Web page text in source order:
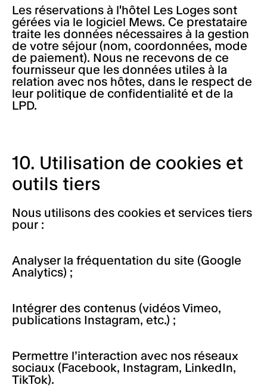
Les réservations à l'hôtel Les Loges sont
gérées via le logiciel Mews. Ce prestataire
traite les données nécessaires à la gestion
de votre séjour (nom, coordonnées, mode
de paiement). Nous ne recevons de ce
fournisseur que les données utiles à la
relation avec nos hôtes, dans le respect de
leur politique de confidentialité et de la
LPD.
10. Utilisation de cookies et
outils tiers
Nous utilisons des cookies et services tiers
pour :
Analyser la fréquentation du site (Google
Analytics) ;
Intégrer des contenus (vidéos Vimeo,
publications Instagram, etc.) ;
Permettre l’interaction avec nos réseaux
sociaux (Facebook, Instagram, LinkedIn,
TikTok).